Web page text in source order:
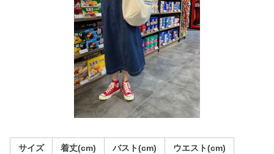
サイズ 着丈(cm) バスト(cm) ウエスト(cm)